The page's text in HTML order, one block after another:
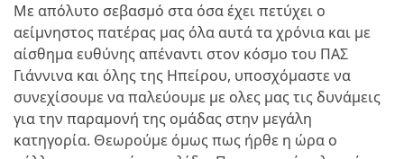
Με απόλυτο σεβασμό στα όσα έχει πετύχει ο
αείμνηστος πατέρας μας όλα αυτά τα χρόνια και με
αίσθημα ευθύνης απέναντι στον κόσμο του ΠΑΣ
Γιάννινα και όλης της Ηπείρου, υποσχόμαστε να
συνεχίσουμε να παλεύουμε με ολες μας τις δυνάμεις
για την παραμονή της ομάδας στην μεγάλη
κατηγορία. Θεωρούμε όμως πως ήρθε η ώρα ο